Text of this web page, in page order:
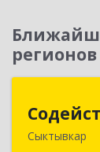
регионов
Сыктывкар
167004,